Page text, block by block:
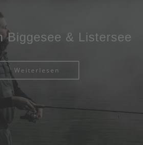
Biggesee & Listersee
Weiterlesen